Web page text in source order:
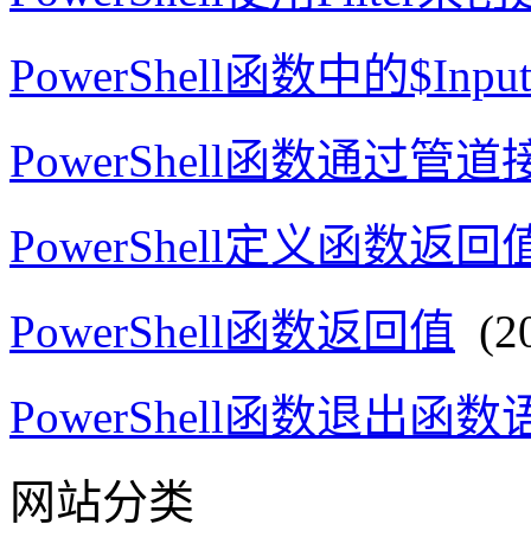
PowerShell函数中的
PowerShell函数通过管道
PowerShell定义函数返回
PowerShell函数返回值
PowerShell函数退出函数
网站分类